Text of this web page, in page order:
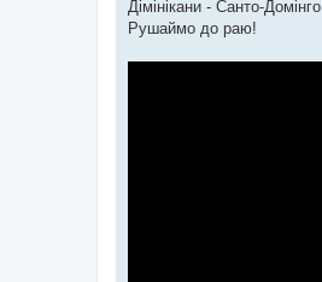
Дімінікани - Санто-Домінго.
Рушаймо до раю!